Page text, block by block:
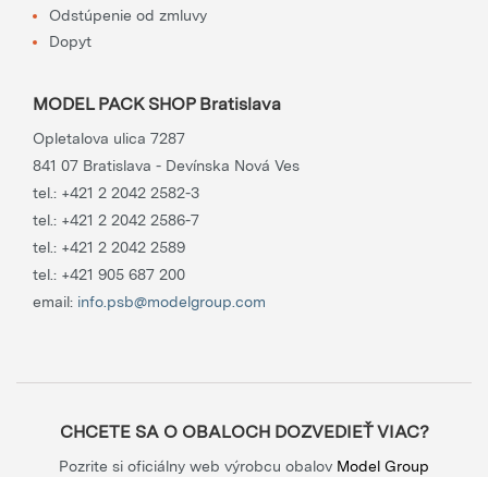
Odstúpenie od zmluvy
Dopyt
MODEL PACK SHOP Bratislava
Opletalova ulica 7287
841 07 Bratislava - Devínska Nová Ves
tel.: +421 2 2042 2582-3
tel.: +421 2 2042 2586-7
tel.: +421 2 2042 2589
tel.: +421 905 687 200
email: info.psb@modelgroup.com
CHCETE SA O OBALOCH DOZVEDIEŤ VIAC?
Pozrite si oficiálny web výrobcu obalov Model Group